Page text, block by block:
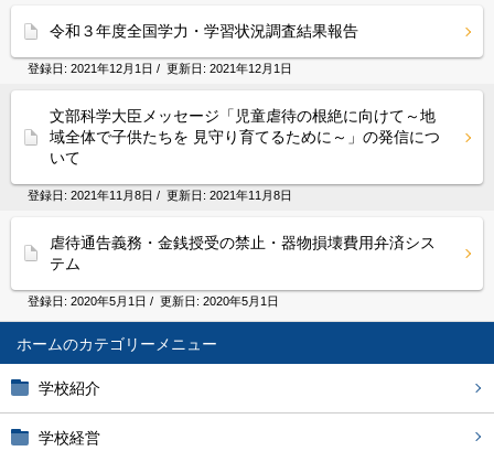
ホーム
学校紹介
学校経営
令和３年度全国学力・学習状況調査結果報告
登録日: 2021年12月1日 / 更新日: 2021年12月1日
文部科学大臣メッセージ「児童虐待の根絶に向けて～地
域全体で子供たちを 見守り育てるために～」の発信につ
いて
登録日: 2021年11月8日 / 更新日: 2021年11月8日
虐待通告義務・金銭授受の禁止・器物損壊費用弁済シス
テム
登録日: 2020年5月1日 / 更新日: 2020年5月1日